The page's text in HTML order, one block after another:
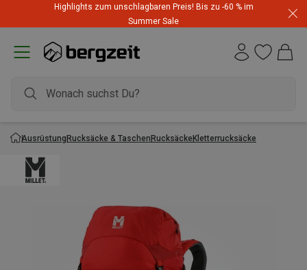
Highlights zum unschlagbaren Preis! Bis zu -60 % im
Summer Sale
AusrüstungRucksäcke & TaschenRucksäckeKletterrucksäcke